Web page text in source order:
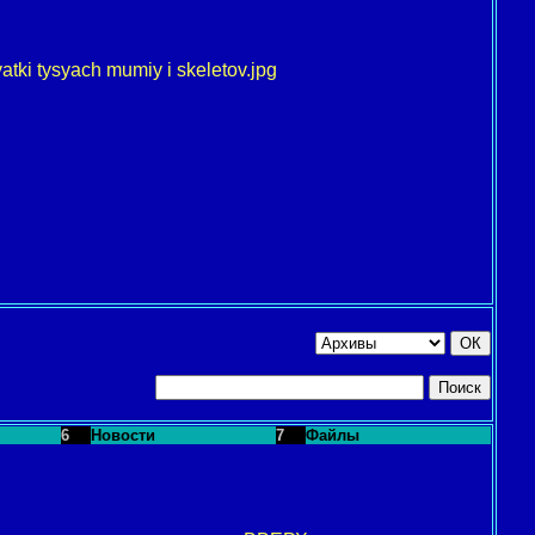
tysyach mumiy i skeletov.jpg
6 Новости 7 Файлы